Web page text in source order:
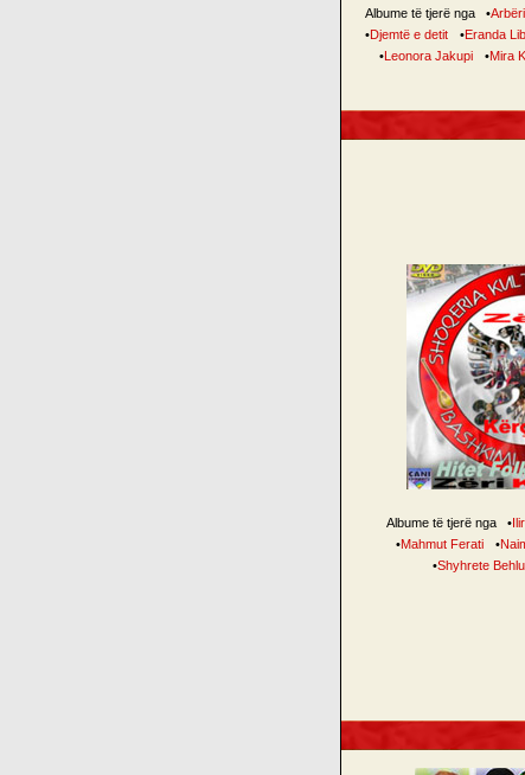
Albume të tjerë nga •
•Djemtë e detit •Eranda
•Leonora Jakupi •Mira
Albume të tjerë nga •
•Mahmut Ferati •
•Shyhrete